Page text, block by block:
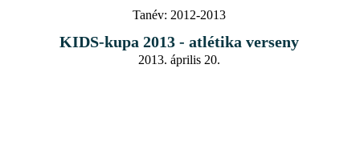
Tanév: 2012-2013
KIDS-kupa 2013 - atlétika verseny
2013. április 20.